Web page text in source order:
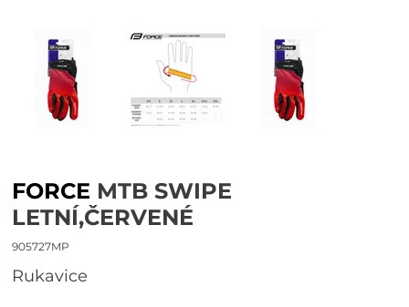
FORCE MTB SWIPE
LETNÍ,ČERVENÉ
905727MP
rukavice